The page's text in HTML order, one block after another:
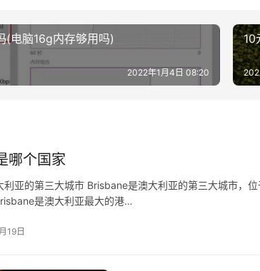
(电脑16g内存够用吗)
2022年1月4日 08:20
10
哪个国家
利亚的第三大城市 Brisbane是澳大利亚的第三大城市，
是澳大利亚最大的港…
19日